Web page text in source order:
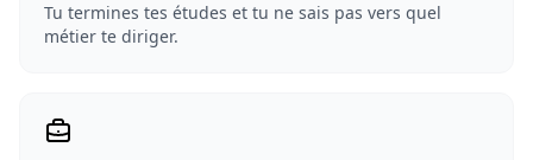
Tu termines tes études et tu ne sais pas vers quel
métier te diriger.